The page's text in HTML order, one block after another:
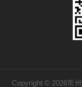
Copyright © 2026常